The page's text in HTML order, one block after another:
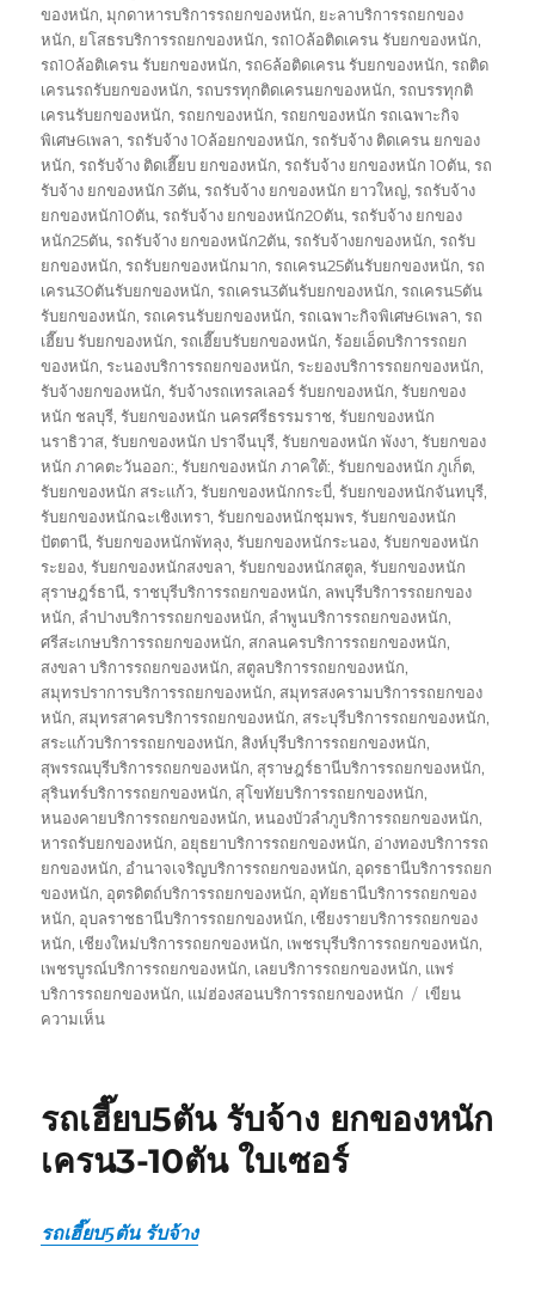
ของหนัก,มุกดาหารบริการรถยกของหนัก, ยะลาบริการรถยกของ
หนัก, ยโสธรบริการรถยกของหนัก,รถ10ล้อติดเครน รับยกของหนัก,
รถ10ล้อติเครน รับยกของหนัก,รถ6ล้อติดเครน รับยกของหนัก,รถติด
เครนรถรับยกของหนัก,รถบรรทุกติดเครนยกของหนัก,รถบรรทุกติ
เครนรับยกของหนัก,รถยกของหนัก,รถยกของหนัก รถเฉพาะกิจ
พิเศษ6เพลา,รถรับจ้าง 10ล้อยกของหนัก,รถรับจ้าง ติดเครน ยกของ
หนัก,รถรับจ้าง ติดเฮี๊ยบ ยกของหนัก,รถรับจ้าง ยกของหนัก 10ตัน,รถ
รับจ้าง ยกของหนัก 3ตัน,รถรับจ้าง ยกของหนัก ยาวใหญ่,รถรับจ้าง
ยกของหนัก10ตัน,รถรับจ้าง ยกของหนัก20ตัน,รถรับจ้าง ยกของ
หนัก25ตัน,รถรับจ้าง ยกของหนัก2ตัน,รถรับจ้างยกของหนัก,รถรับ
ยกของหนัก,รถรับยกของหนักมาก,รถเครน25ตันรับยกของหนัก,รถ
เครน30ตันรับยกของหนัก,รถเครน3ตันรับยกของหนัก,รถเครน5ตัน
รับยกของหนัก,รถเครนรับยกของหนัก,รถเฉพาะกิจพิเศษ6เพลา,รถ
เฮี๊ยบ รับยกของหนัก,รถเฮี๊ยบรับยกของหนัก,ร้อยเอ็ดบริการรถยก
ของหนัก,ระนองบริการรถยกของหนัก,ระยองบริการรถยกของหนัก,
รับจ้างยกของหนัก,รับจ้างรถเทรลเลอร์ รับยกของหนัก,รับยกของ
หนัก ชลบุรี,รับยกของหนัก นครศรีธรรมราช,รับยกของหนัก
นราธิวาส,รับยกของหนัก ปราจีนบุรี,รับยกของหนัก พังงา,รับยกของ
หนัก ภาคตะวันออก:,รับยกของหนัก ภาคใต้:,รับยกของหนัก ภูเก็ต,
รับยกของหนัก สระแก้ว,รับยกของหนักกระบี่,รับยกของหนักจันทบุรี,
รับยกของหนักฉะเชิงเทรา,รับยกของหนักชุมพร,รับยกของหนัก
ปัตตานี,รับยกของหนักพัทลุง,รับยกของหนักระนอง,รับยกของหนัก
ระยอง,รับยกของหนักสงขลา,รับยกของหนักสตูล,รับยกของหนัก
สุราษฎร์ธานี,ราชบุรีบริการรถยกของหนัก, ลพบุรีบริการรถยกของ
หนัก, ลำปางบริการรถยกของหนัก, ลำพูนบริการรถยกของหนัก,
ศรีสะเกษบริการรถยกของหนัก, สกลนครบริการรถยกของหนัก,
สงขลา บริการรถยกของหนัก, สตูลบริการรถยกของหนัก,
สมุทรปราการบริการรถยกของหนัก, สมุทรสงครามบริการรถยกของ
หนัก, สมุทรสาครบริการรถยกของหนัก, สระบุรีบริการรถยกของหนัก,
สระแก้วบริการรถยกของหนัก, สิงห์บุรีบริการรถยกของหนัก,
สุพรรณบุรีบริการรถยกของหนัก, สุราษฎร์ธานีบริการรถยกของหนัก,
สุรินทร์บริการรถยกของหนัก, สุโขทัยบริการรถยกของหนัก,
หนองคายบริการรถยกของหนัก,หนองบัวลำภูบริการรถยกของหนัก,
หารถรับยกของหนัก, อยุธยาบริการรถยกของหนัก, อ่างทองบริการรถ
ยกของหนัก, อำนาจเจริญบริการรถยกของหนัก, อุดรธานีบริการรถยก
ของหนัก, อุตรดิตถ์บริการรถยกของหนัก, อุทัยธานีบริการรถยกของ
หนัก, อุบลราชธานีบริการรถยกของหนัก, เชียงรายบริการรถยกของ
หนัก, เชียงใหม่บริการรถยกของหนัก, เพชรบุรีบริการรถยกของหนัก,
เพชรบูรณ์บริการรถยกของหนัก, เลยบริการรถยกของหนัก, แพร่
บริการรถยกของหนัก, แม่ฮ่องสอนบริการรถยกของหนัก
เขียน
ความเห็นบน
ยก
ของ
10ล้อ
เครน
รถเฮี๊ยบ5ตัน รับจ้าง ยกของหนัก
เครน3-10ตัน ใบเซอร์
รถเฮี๊ยบ5ตัน รับจ้าง